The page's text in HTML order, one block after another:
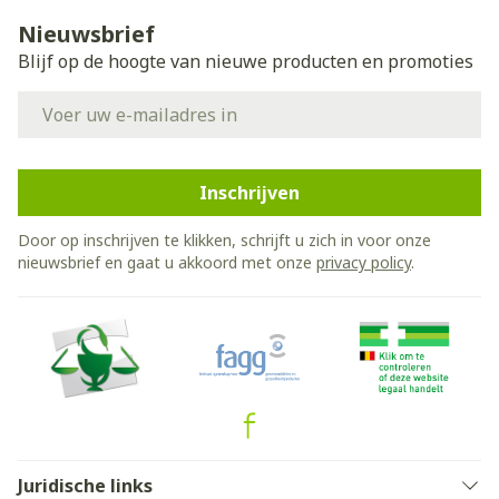
Nieuwsbrief
Blijf op de hoogte van nieuwe producten en promoties
Inschrijven
Door op inschrijven te klikken, schrijft u zich in voor onze
nieuwsbrief en gaat u akkoord met onze privacy policy.
Juridische links